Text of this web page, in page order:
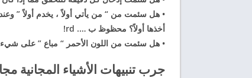
• هل سئمت من “ من يأتي أولاً ، يخدم أولاً ”
أخذها أولاً؟ محظوظ ب …. rd!
• هل سئمت من اللون الأحمر “ مباع ” على
جرب تنبيهات الأشياء المجانية